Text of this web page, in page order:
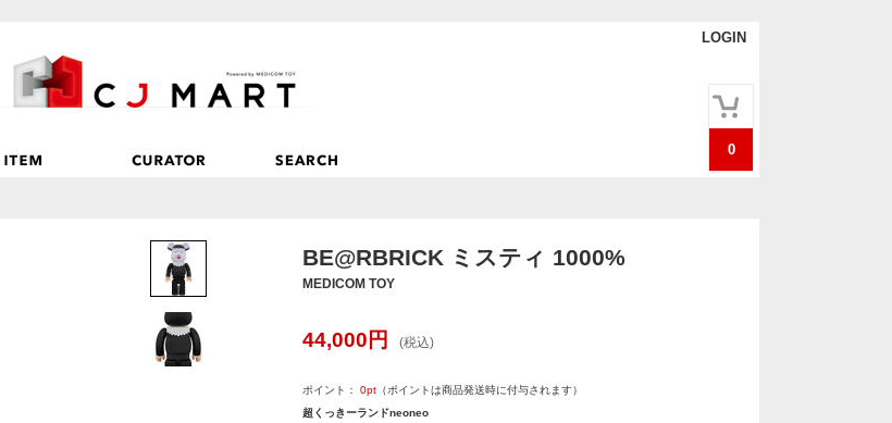
LOGIN
0
BE@RBRICK ミスティ 1000%
MEDICOM TOY
44,000 円 (税込)
ポイント： 0pt （ポイントは商品発送時に付与されます）
超くっきーランドneoneo